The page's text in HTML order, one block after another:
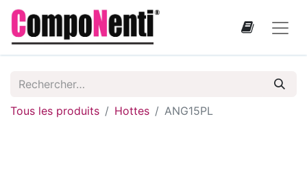
Tous les produits Hottes ANG15PL